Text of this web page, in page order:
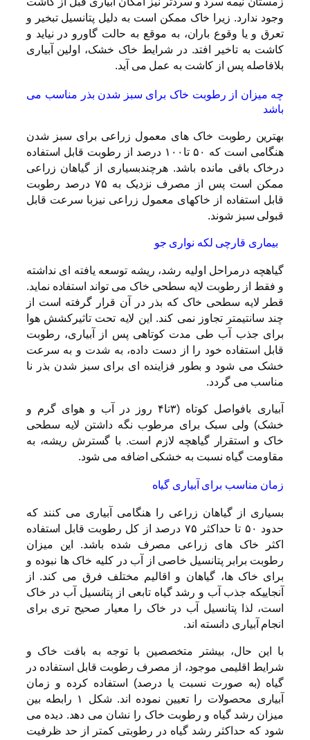
وجود ندارد. زیرا خاک ممکن است به دلیل پتانسیل تبخیر و
تعرق و یا وقوع باران، به موقع به حالت گاورو در نیاید و
کاشت به تاخیر افتد. در شرایط خاک خشک، اولین آبیاری
بلافاصله پس از کاشت به عمل می آید.
چه میزان از رطوبت خاک برای سبز شدن بذر مناسب می
باشد
بهترین رطوبت خاک های معمول زراعی برای سبز شدن
هنگامی است که ۵۰ تا۱۰۰ درصد از رطوبت قابل استفاده
درخاک باقی مانده باشد. هرچندبسیاری از گیاهان زراعی
ممکن است پس از مصرف نزدیک به ۷۵ درصد رطوبت
قابل استفاده از خاکهای معمول زراعی نیزبا سرعت قابل
قبولی سبز شوند.
بیماری قارچی لکه نواری جو
گیاهچه درمراحل اولیه رشد، ریشه توسعه یافته ای نداشته
و فقط از رطوبت لایه سطحی خاک می تواند استفاده نماید.
قطر لایه سطحی خاک که بذر در آن قرار گرفته است از
چند سانتیمتر تجاوز نمی کند. این لایه تحت تاثیرکشش هوا
برای جذب آب طی مدت کوتاهی پس از آبیاری، رطوبت
قابل استفاده خود را از دست داده، به شدت و به سرعت
خشک می شود و بطور فزاینده ای برای سبز شدن بذر نا
مناسب می گردد.
آبیاری بافواصل کوتاه (۳تا۴ روز در آب و هوای گرم و
خشک) ولی سبک برای مرطوب نگه داشتن لایه سطحی
خاک و استقرار گیاهچه لازم است. با گسترش ریشه، به
مقاومت گیاه نسبت به خشکی اضافه می شود.
زمان مناسب برای آبیاری گیاه
بسیاری از گیاهان زراعی را هنگامی آبیاری می کنند که
حدود ۵۰ تا حداکثر ۷۵ درصد از کل رطوبت قابل استفاده
اکثر خاک های زراعی مصرف شده باشد. این میزان
رطوبت برابر پتانسیل خاصی از آب در کلیه خاک ها نبوده و
برای خاک ها، گیاهان و اقالیم مختلف فرق می کند. از
آنجاییکه جذب آب و رشد گیاه تابعی از پتانسیل آب در خاک
است، لذا پتانسیل آب در خاک را معیار صحیح تری برای
انجام آبیاری دانسته اند.
با این حال، بیشتر متخصصین با توجه به بافت خاک و
شرایط اقلیمی موجود، از مصرف رطوبت قابل استفاده در
گیاه (به صورت نسبت یا درصد) استفاده کرده و زمان
آبیاری محصولات را تعیین نموده اند. شکل ۱ رابطه بین
میزان رشد گیاه و رطوبت خاک را نشان می دهد. دیده می
شود که حداکثر رشد گیاه در رطوبتی کمتر از حد ظرفیت